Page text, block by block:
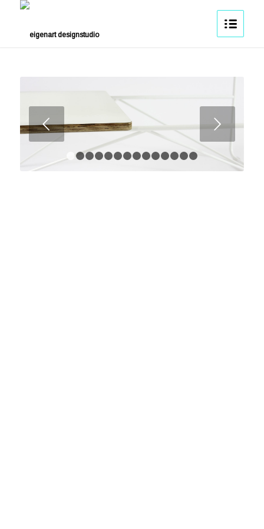
Weiter
1 2 3 4 5 6 7 8 11 12